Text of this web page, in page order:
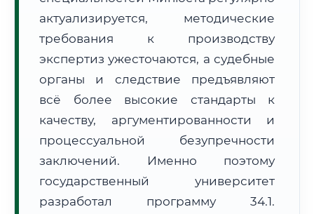
Расчет логистики оригиналов:
• Экспресс-доставка СДЭК / Почтой:
5–7 рабочих дней
актуализируется, методические
требования к производству
экспертиз ужесточаются, а судебные
органы и следствие предъявляют
всё более высокие стандарты к
качеству, аргументированности и
процессуальной безупречности
заключений. Именно поэтому
государственный университет
разработал программу 34.1.